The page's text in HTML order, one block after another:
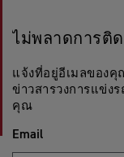
ไม่พลาดการติ
แจ้งที่อยู่อีเมลของคุ
ข่าวสารวงการแข่ง
คุณ
Email